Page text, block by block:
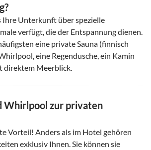
Ihre Unterkunft über spezielle
verfügt, die der Entspannung dienen.
eine private Sauna (finnisch
eine Regendusche, ein Kamin
direktem Meerblick.
Whirlpool zur privaten
Vorteil! Anders als im Hotel gehören
exklusiv Ihnen. Sie können sie